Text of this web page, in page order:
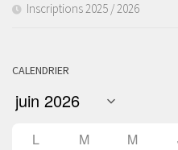
Inscriptions 2025 / 2026
CALENDRIER
L M M